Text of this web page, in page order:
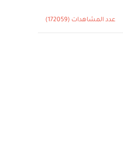
عدد المشاهدات (172059)